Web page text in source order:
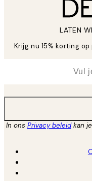
LATEN
Krijg nu 15% korting
In ons Privacy beleidkan je